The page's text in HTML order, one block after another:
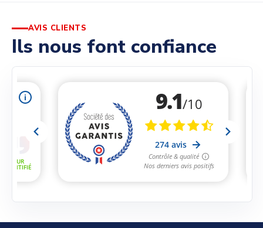
AVIS CLIENTS
Ils nous font confiance